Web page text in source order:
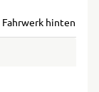
Fahrwerk hinten